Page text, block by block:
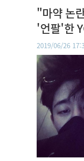
"마약 논
'언팔'한
2019/06/26